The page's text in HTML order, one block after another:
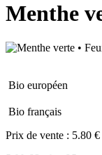
Menthe
Bio européen
Bio français
Prix de vente : 5.80